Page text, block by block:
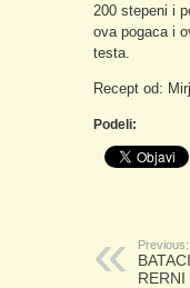
200 stepeni i
ova pogaca i
testa.
Recept od:
Podeli:
Previous:
RERNI